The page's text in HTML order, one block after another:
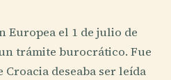
Europea el 1 de julio de
trámite burocrático. Fue
deseaba ser leída